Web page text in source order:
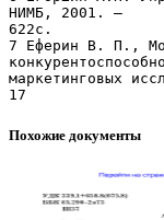
Похожие документы